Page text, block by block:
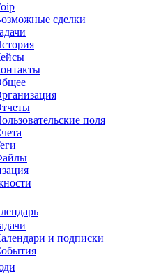
сделки
поля
и подписки